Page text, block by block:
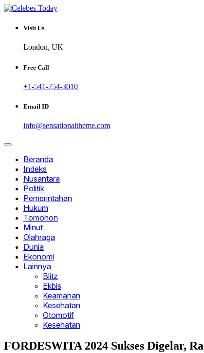
Skip
content
CELEBESTODAY.ID
Informatif dan Inspiratif
Visit Us
London, UK
Free Call
+1-541-754-3010
Email ID
info@sensationaltheme.com
Beranda
Indeks
Nusantara
Politik
Pemerintahan
Hukum
Tomohon
Minut
Olahraga
Dunia
Ekonomi
Lainnya
Blitz
Ekbis
Keamanan
Kesehatan
Otomotif
Kesehatan
FORDESWITA 2024 Sukses Digelar,